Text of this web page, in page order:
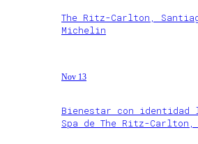
The Ritz-Carlton,
Michelin
Nov 13
Bienestar con identidad
Spa de The Ritz-Carlton,